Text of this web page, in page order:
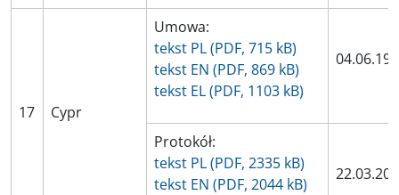
17 Cypr
Umowa:
tekst PL (PDF, 715 kB)
tekst EN (PDF, 869 kB)
tekst EL (PDF, 1103 kB)
Protokół:
tekst PL (PDF, 2335 kB)
tekst EN (PDF, 2044 kB)